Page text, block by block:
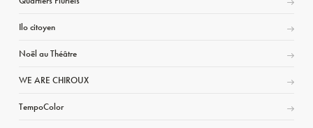
Ilo citoyen
Noël au Théâtre
WE ARE CHIROUX
TempoColor